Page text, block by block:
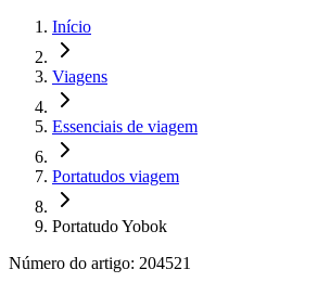
Início
Viagens
Essenciais de viagem
Portatudos viagem
Portatudo Yobok
Número do artigo: 204521